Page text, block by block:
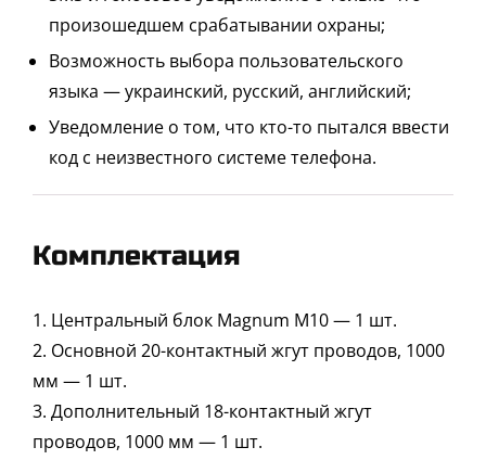
произошедшем срабатывании охраны;
Возможность выбора пользовательского
языка — украинский, русский, английский;
Уведомление о том, что кто-то пытался ввести
код с неизвестного системе телефона.
Комплектация
1. Центральный блок Magnum М10 — 1 шт.
2. Основной 20-контактный жгут проводов, 1000
мм — 1 шт.
3. Дополнительный 18-контактный жгут
проводов, 1000 мм — 1 шт.